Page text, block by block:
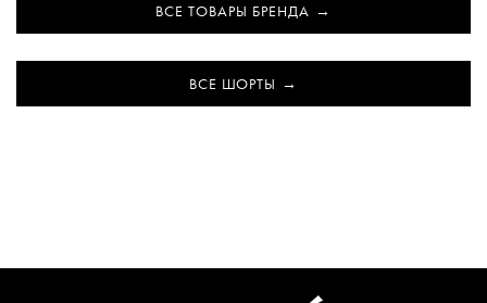
ВСЕ ТОВАРЫ БРЕНДА
ВСЕ ШОРТЫ